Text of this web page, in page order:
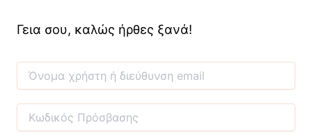
Γεια σου, καλώς ήρθες ξανά!